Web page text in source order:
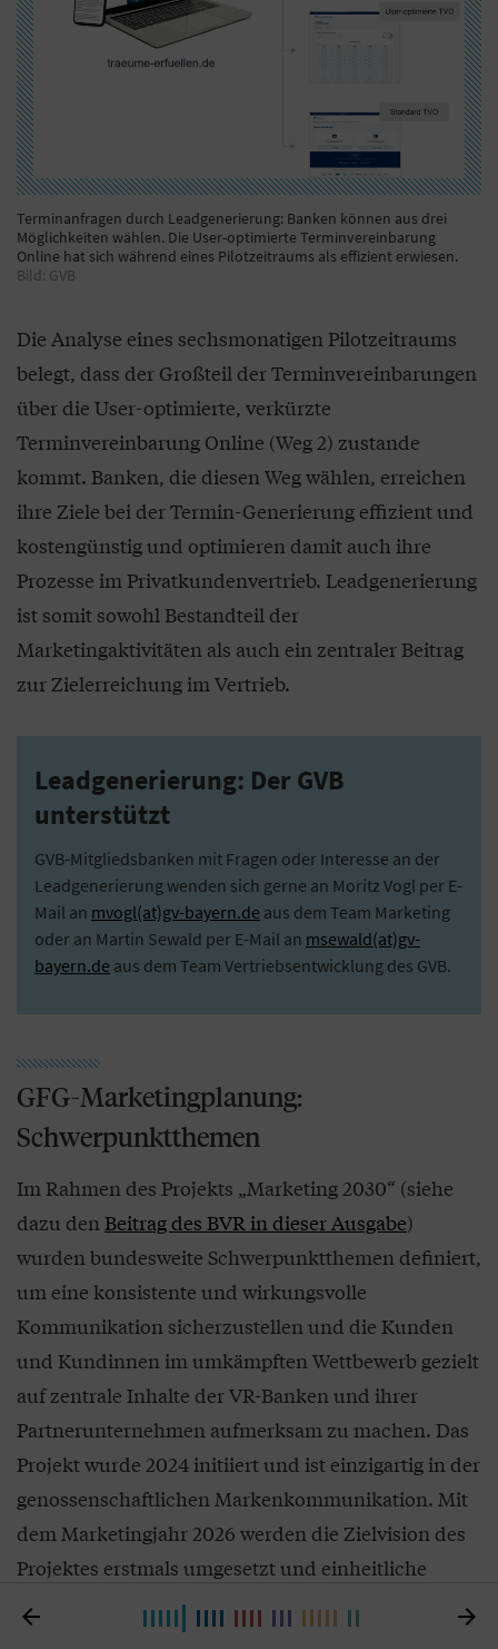
Terminanfragen durch Leadgenerierung: Banken können aus drei
Möglichkeiten wählen. Die User-optimierte Terminvereinbarung
Online hat sich während eines Pilotzeitraums als effizient erwiesen.
Bild: GVB
Die Analyse eines sechsmonatigen Pilotzeitraums
belegt, dass der Großteil der Terminvereinbarungen
über die User-optimierte, verkürzte
Terminvereinbarung Online (Weg 2) zustande
kommt. Banken, die diesen Weg wählen, erreichen
ihre Ziele bei der Termin-Generierung effizient und
kostengünstig und optimieren damit auch ihre
Prozesse im Privatkundenvertrieb. Leadgenerierung
ist somit sowohl Bestandteil der
Marketingaktivitäten als auch ein zentraler Beitrag
zur Zielerreichung im Vertrieb.
Leadgenerierung: Der GVB
unterstützt
GVB-Mitgliedsbanken mit Fragen oder Interesse an der
Leadgenerierung wenden sich gerne an Moritz Vogl per E-
Mail an mvogl(at)gv-bayern.de aus dem Team Marketing
oder an Martin Sewald per E-Mail an msewald(at)gv-
bayern.de aus dem Team Vertriebsentwicklung des GVB.
GFG-Marketingplanung:
Schwerpunktthemen
Im Rahmen des Projekts „Marketing 2030“ (siehe
dazu den Beitrag des BVR in dieser Ausgabe)
wurden bundesweite Schwerpunktthemen definiert,
um eine konsistente und wirkungsvolle
Kommunikation sicherzustellen und die Kunden
und Kundinnen im umkämpften Wettbewerb gezielt
auf zentrale Inhalte der VR-Banken und ihrer
Partnerunternehmen aufmerksam zu machen. Das
Projekt wurde 2024 initiiert und ist einzigartig in der
genossenschaftlichen Markenkommunikation. Mit
dem Marketingjahr 2026 werden die Zielvision des
Projektes erstmals umgesetzt und einheitliche
Themenschwerpunkte kommuniziert, die Relevanz
für die gesamte genossenschaftliche Gruppe wie
 